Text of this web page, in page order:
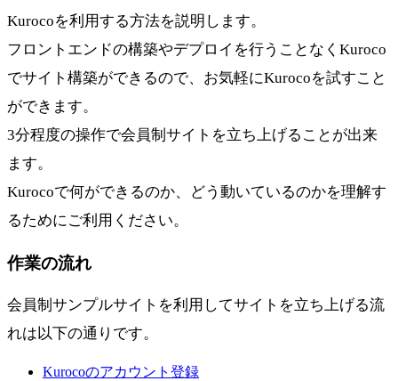
Kurocoを利用する方法を説明します。
フロントエンドの構築やデプロイを行うことなくKuroco
でサイト構築ができるので、お気軽にKurocoを試すこと
ができます。
3分程度の操作で会員制サイトを立ち上げることが出来
ます。
Kurocoで何ができるのか、どう動いているのかを理解す
るためにご利用ください。
作業の流れ
会員制サンプルサイトを利用してサイトを立ち上げる流
れは以下の通りです。
Kurocoのアカウント登録